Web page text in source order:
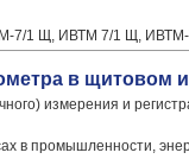
7/1 Щ, ИВТМ 7/1 Щ,
в
измерения и
в промышленности,